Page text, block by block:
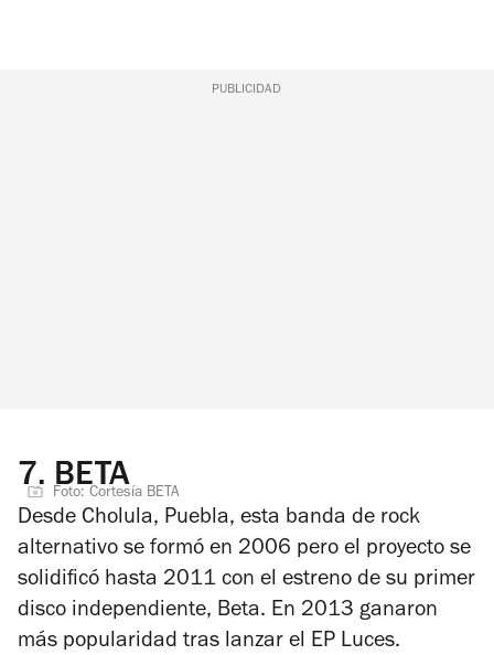
PUBLICIDAD
7. BETA
Foto: Cortesía BETA
Desde Cholula, Puebla, esta banda de rock
alternativo se formó en 2006 pero el proyecto se
solidificó hasta 2011 con el estreno de su primer
disco independiente, Beta. En 2013 ganaron
más popularidad tras lanzar el EP Luces.